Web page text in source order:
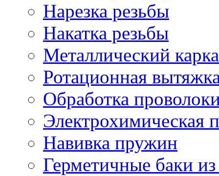
Нарезка резьбы
Накатка резьбы
Металлический
Ротационная
Обработка
Электрохимическая
Навивка пружин
Герметичные баки